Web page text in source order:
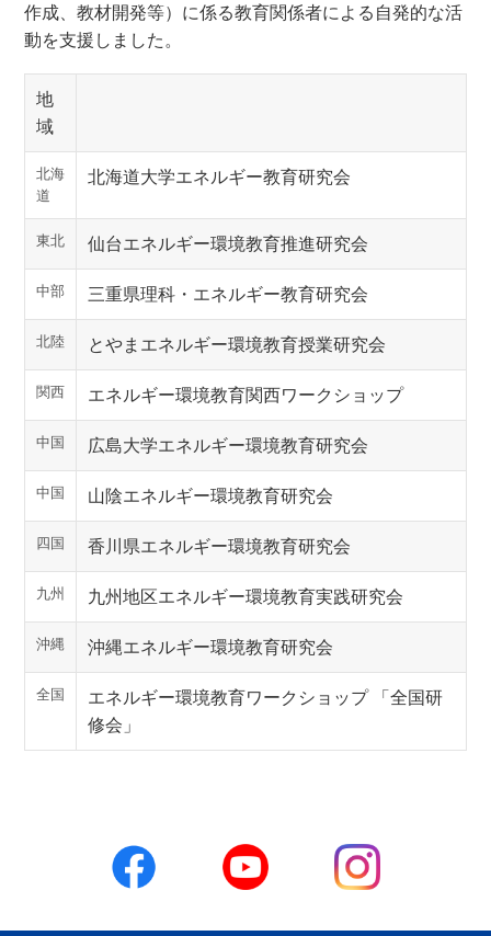
作成、教材開発等）に係る教育関係者による自発的な活
動を支援しました。
地
域
北海
道
北海道大学エネルギー教育研究会
東北 仙台エネルギー環境教育推進研究会
中部 三重県理科・エネルギー教育研究会
北陸 とやまエネルギー環境教育授業研究会
関西 エネルギー環境教育関西ワークショップ
中国 広島大学エネルギー環境教育研究会
中国 山陰エネルギー環境教育研究会
四国 香川県エネルギー環境教育研究会
九州 九州地区エネルギー環境教育実践研究会
沖縄 沖縄エネルギー環境教育研究会
全国
エネルギー環境教育ワークショップ 「全国研
修会」